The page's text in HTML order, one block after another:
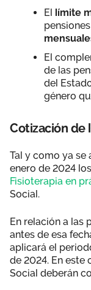
El límite
El
de las
del
género
Cotización de
Tal y como ya se
enero de 2024 los
Fisioterapia en
Social.
En relación a las
antes de esa
aplicará el
de 2024. En este
Social deberán